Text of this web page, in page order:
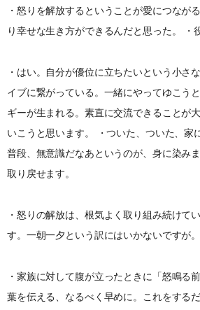
・怒りを解放するということが愛につなが
り幸せな生き方ができるんだと思った。 ・
・はい。自分が優位に立ちたいという小さ
イブに繋がっている。一緒にやってゆこう
ギーが生まれる。素直に交流できることが
いこうと思います。 ・ついた、ついた、家
普段、無意識だなあというのが、身に染み
取り戻せます。
・怒りの解放は、根気よく取り組み続けて
す。一朝一夕という訳にはいかないですが。
・家族に対して腹が立ったときに「怒鳴
葉を伝える、なるべく早めに。これをする